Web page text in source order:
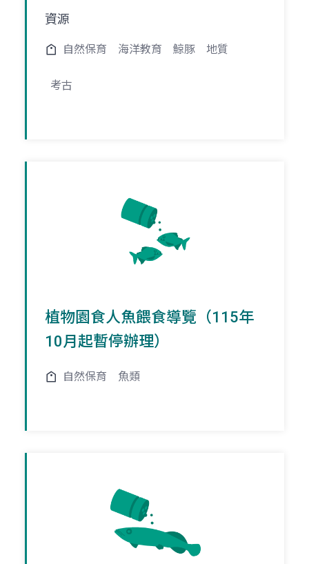
資源
自然保育 海洋教育 鯨豚 地質
考古
植物園食人魚餵食導覽（115年
10月起暫停辦理）
自然保育 魚類